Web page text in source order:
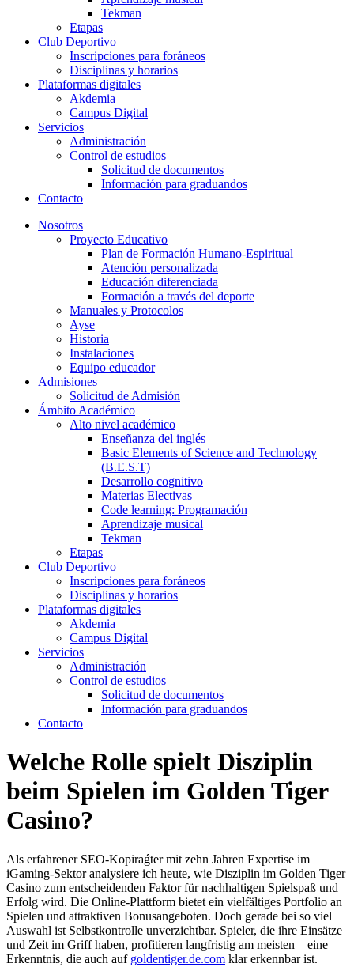
Tekman
Etapas
Club Deportivo
Inscripciones para foráneos
Disciplinas y horarios
Plataformas digitales
Akdemia
Campus Digital
Servicios
Administración
Control de estudios
Solicitud de documentos
Información para graduandos
Contacto
Nosotros
Proyecto Educativo
Plan de Formación Humano-Espiritual
Atención personalizada
Educación diferenciada
Formación a través del deporte
Manuales y Protocolos
Ayse
Historia
Instalaciones
Equipo educador
Admisiones
Solicitud de Admisión
Ámbito Académico
Alto nivel académico
Enseñanza del inglés
Basic Elements of Science and Technology
(B.E.S.T)
Desarrollo cognitivo
Materias Electivas
Code learning: Programación
Aprendizaje musical
Tekman
Etapas
Club Deportivo
Inscripciones para foráneos
Disciplinas y horarios
Plataformas digitales
Akdemia
Campus Digital
Servicios
Administración
Control de estudios
Solicitud de documentos
Información para graduandos
Contacto
Welche Rolle spielt Disziplin
beim Spielen im Golden Tiger
Casino?
Als erfahrener SEO-Kopiraǵter mit zehn Jahren Expertise im
iGaming-Sektor analysiere ich heute, wie Disziplin im Golden Tiger
Casino zum entscheidenden Faktor für nachhaltigen Spielspaß und
Erfolg wird. Die Online-Plattform bietet ein vielfältiges Portfolio an
Spielen und attraktiven Bonusangeboten. Doch gerade bei so viel
Auswahl ist Selbstkontrolle unverzichtbar. Spieler, die ihre Einsätze
und Zeit im Griff haben, profitieren langfristig am meisten – eine
Erkenntnis, die auch auf goldentiger.de.com klar erkennbar ist.